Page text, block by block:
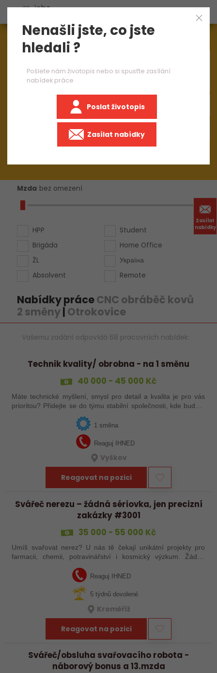
Zasílat
nabídky
Aktuálně1544nabídek práce
Mzda bez omezení
HPP
Brigáda
ŽL
Absolvent
Student
Home Office
Україна
Remote
Nabídky práceCNC obráběč kovů
2 směny| Otrokovice
Vašemu zadání odpovídá 68 pracovních nabídek:
Technik kvality/ obrobna - na 1 směnu
40 000 - 45 000 Kč
Máte technické myšlení, smysl pro detail a kvalita je pro vás
prioritou? Přidejte se do týmu stabilní společnosti, kde budete
mít možnost podílet se na zajištění kvality výroby a
1 směna
Reaguj IHNED
Vyškov
Reagovat na pozici
Svářeč nerezu – žádná sériovka, jen precizní
zakázky #3001
35 000 - 55 000 Kč
Umíš svařovat nerez? U nás tě čekají unikátní projekty pro
farmacii, chemii, potravinářství i kosmický výzkum. Žádná
Reaguj IHNED
5 týdnů dovolené
Kroměříž
Reagovat na pozici
Svářeč/obsluha svařovacího robota -
náborový bonus a 13.mzda
Nenašli jste, co jste
hledali ?
Pošlete nám životopis nebo si spusťte zasílání
nabídek práce
Poslat životopis
Zasílat nabídky